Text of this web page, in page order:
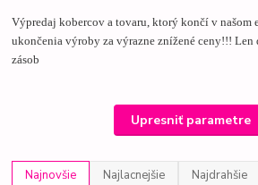
Výpredaj kobercov a tovaru, ktorý končí v našom
ukončenia výroby za výrazne znížené ceny!!!
zásob
Upresniť parametre
Najnovšie Najlacnejšie Najdrahšie